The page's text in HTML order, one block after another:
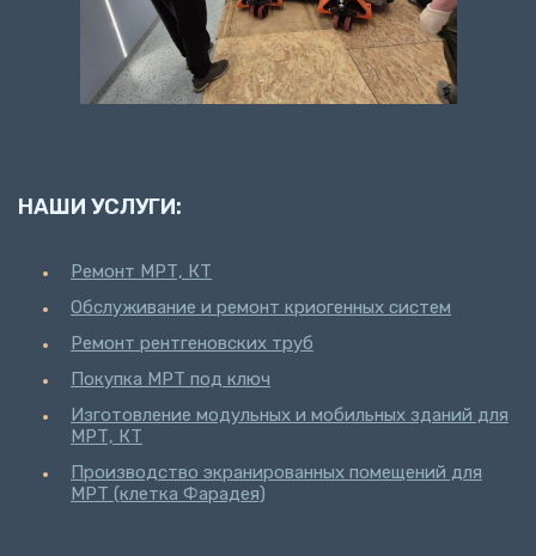
НАШИ УСЛУГИ:
Ремонт МРТ, КТ
Обслуживание и ремонт криогенных систем
Ремонт рентгеновских труб
Покупка МРТ под ключ
Изготовление модульных и мобильных зданий для
МРТ, КТ
Производство экранированных помещений для
МРТ (клетка Фарадея)